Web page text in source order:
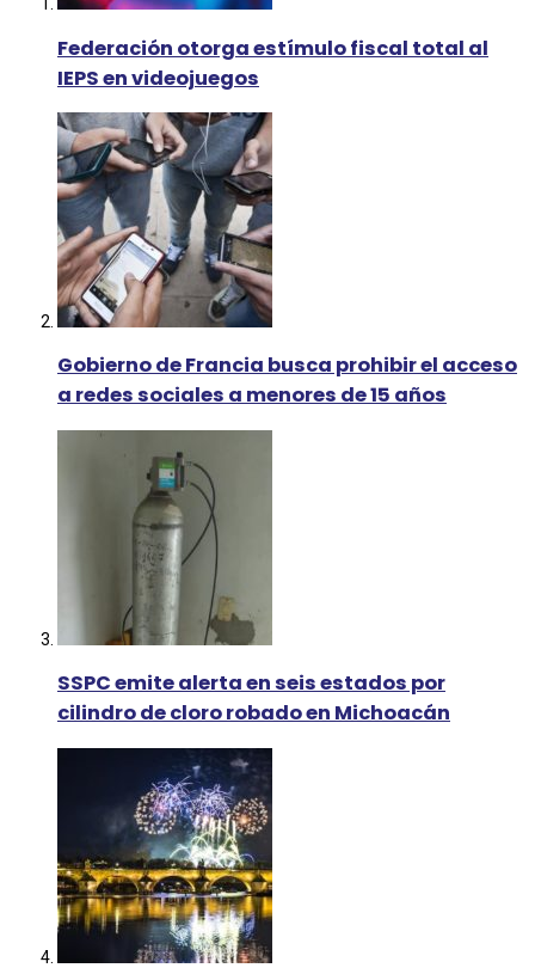
Federación otorga estímulo fiscal total al
IEPS en videojuegos
Gobierno de Francia busca prohibir el acceso
a redes sociales a menores de 15 años
SSPC emite alerta en seis estados por
cilindro de cloro robado en Michoacán